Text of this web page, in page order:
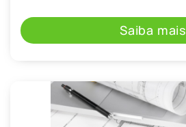
Saiba mais